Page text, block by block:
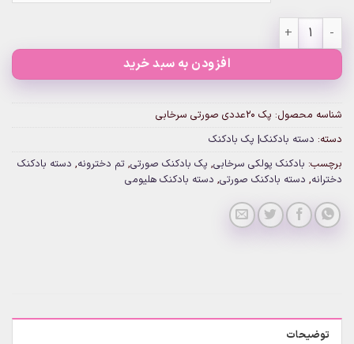
افزودن به سبد خرید
شناسه محصول: پک 20عددی صورتی سرخابی
دسته: دسته بادکنک| پک بادکنک
برچسب: بادکنک پولکی سرخابی, پک بادکنک صورتی, تم دخترونه, دسته بادکنک
دخترانه, دسته بادکنک صورتی, دسته بادکنک هلیومی
توضیحات